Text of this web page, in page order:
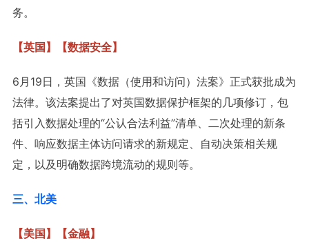
务。
【英国】【数据安全】
6月19日，英国《数据（使用和访问）法案》正式获批成为
法律。该法案提出了对英国数据保护框架的几项修订，包
括引入数据处理的“公认合法利益”清单、二次处理的新条
件、响应数据主体访问请求的新规定、自动决策相关规
定，以及明确数据跨境流动的规则等。
三、北美
【美国】【金融】